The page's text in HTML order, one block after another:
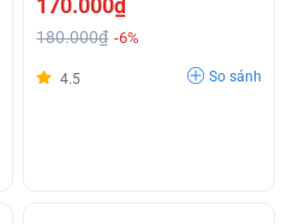
170.000₫
180.000₫ -6%
4.5 So sánh